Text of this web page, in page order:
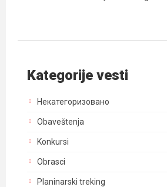
Kategorije vesti
Некатегоризовано
Obaveštenja
Konkursi
Obrasci
Planinarski treking